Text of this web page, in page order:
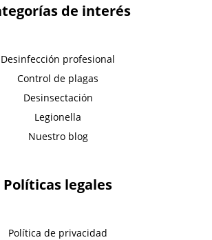
de interés
Desinfección profesional
Control de plagas
Desinsectación
Legionella
Nuestro blog
Políticas legales
Política de privacidad